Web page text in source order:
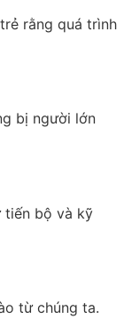
rằng quá trình
bị người lớn
tiến bộ và kỹ
từ chúng ta.